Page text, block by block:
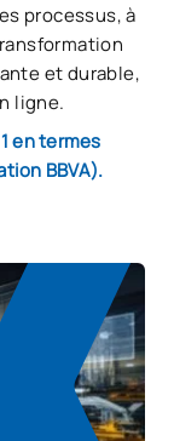
processus, à
et durable,
ligne.
en termes
BBVA).